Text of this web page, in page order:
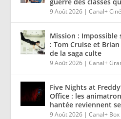
9 Août 2026 |Canal+
Mission : Impossible
: Tom Cruise et
de la saga culte
9 Août 2026 |Canal+
Five Nights at
Office : les
hantée reviennent
9 Août 2026 |Canal+